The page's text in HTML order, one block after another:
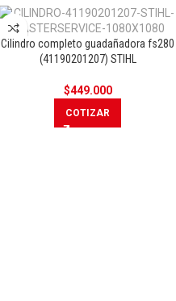
Cilindro completo guadañadora fs280
(41190201207) STIHL
$449.000
COTIZAR